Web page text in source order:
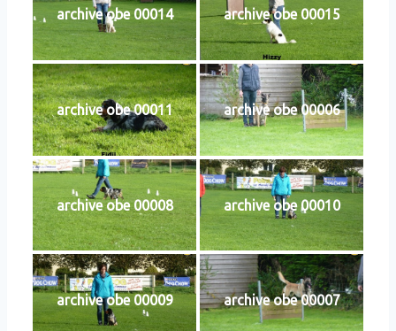
archive obe 00014 archive obe 00015
archive obe 00011 archive obe 00006
archive obe 00008 archive obe 00010
archive obe 00009 archive obe 00007